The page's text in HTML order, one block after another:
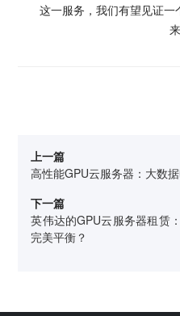
这一服务，我们有望见证
来
上一篇
高性能GPU云服务器：大数
下一篇
英伟达的GPU云服务器租赁
完美平衡？